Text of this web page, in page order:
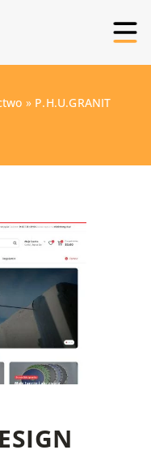
» P.H.U.GRANIT